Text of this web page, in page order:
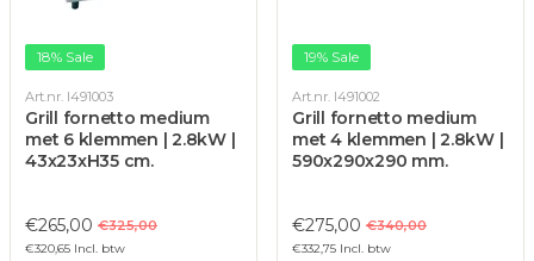
18% Sale
Art.nr. I491003
Grill fornetto medium
met 6 klemmen | 2.8kW |
43x23xH35 cm.
€265,00 €325,00
€320,65 Incl. btw
19% Sale
Art.nr. I491002
Grill fornetto medium
met 4 klemmen | 2.8kW |
590x290x290 mm.
€275,00 €340,00
€332,75 Incl. btw